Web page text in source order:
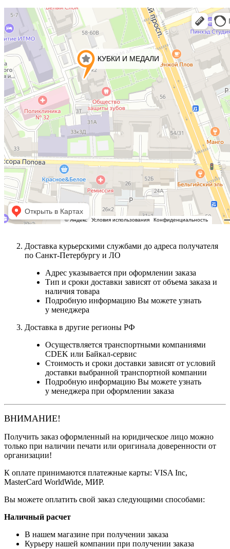
Доставка курьерскими службами до адреса получателя
по Санкт-Петербургу и ЛО
Адрес указывается при оформлении заказа
Тип и сроки доставки зависят от объема заказа и
наличия товара
Подробную информацию Вы можете узнать
у менеджера
Доставка в другие регионы РФ
Осуществляется транспортными компаниями
CDEK или Байкал-сервис
Стоимость и сроки доставки зависят от условий
доставки выбранной транспортной компании
Подробную информацию Вы можете узнать
у менеджера при оформлении заказа
ВНИМАНИЕ!
Получить заказ оформленный на юридическое лицо можно
только при наличии печати или оригинала доверенности от
организации!
К оплате принимаются платежные карты: VISA Inc,
MasterCard WorldWide, МИР.
Вы можете оплатить свой заказ следующими способами:
Наличный расчет
В нашем магазине при получении заказа
Курьеру нашей компании при получении заказа